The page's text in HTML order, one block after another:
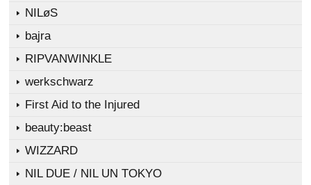
NILøS
bajra
RIPVANWINKLE
werkschwarz
First Aid to the Injured
beauty:beast
WIZZARD
NIL DUE / NIL UN TOKYO